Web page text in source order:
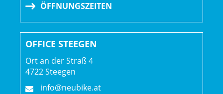
ÖFFNUNGSZEITEN
OFFICE STEEGEN
Ort an der Straß 4
4722 Steegen
info@neubike.at